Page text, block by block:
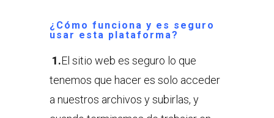
¿Cómo funciona y es seguro
usar esta plataforma?
1.El sitio web es seguro lo que
tenemos que hacer es solo acceder
a nuestros archivos y subirlas, y